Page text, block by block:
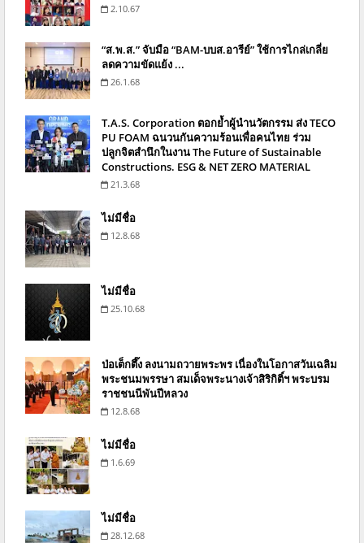
2.10.67
“ส.พ.ส.” จับมือ “BAM-บบส.อารีย์” ใช้การไกล่เกลี่ย
ลดความขัดแย้ง ...
26.1.68
T.A.S. Corporation ตอกย้ำผู้นำนวัตกรรม ส่ง TECO
PU FOAM ฉนวนกันความร้อนเพื่อคนไทย ร่วม
ปลูกจิตสำนึกในงาน The Future of Sustainable
Constructions. ESG & NET ZERO MATERIAL
21.3.68
ไม่มีชื่อ
12.8.68
ไม่มีชื่อ
25.10.68
ป่อเต็กตึ๊ง ลงนามถวายพระพร เนื่องในโอกาสวันเฉลิม
พระชนมพรรษา สมเด็จพระนางเจ้าสิริกิติ์ฯ พระบรม
ราชชนนีพันปีหลวง
12.8.68
ไม่มีชื่อ
1.6.69
ไม่มีชื่อ
28.12.68